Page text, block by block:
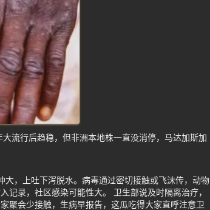
流行后趋稳，但非洲本地株一直没消停，马达加斯加
，上吐下泻脱水。病毒通过密切接触或飞沫传，动物
记录，社区感染可能性大。 卫生部说及时隔离治疗，
聚会少接触，生病早报告，这瓜吃得大家直呼注意卫